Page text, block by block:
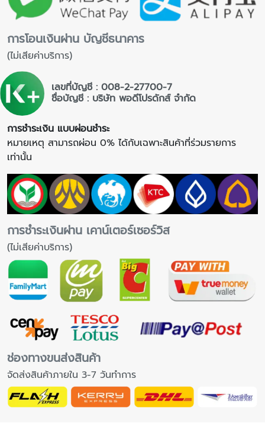
การโอนเงินผ่าน บัญชีธนาคาร
(ไม่เสียค่าบริการ)
เลขที่บัญชี : 008-2-27700-7
ชื่อบัญชี : บริษัท พอดีโปรดักส์ จำกัด
การชำระเงิน แบบผ่อนชำระ
หมายเหตุ สามารถผ่อน 0% ได้กับเฉพาะสินค้าที่ร่วมรายการ
เท่านั้น
การชำระเงินผ่าน เคาน์เตอร์เซอร์วิส
(ไม่เสียค่าบริการ)
ช่องทางขนส่งสินค้า
จัดส่งสินค้าภายใน 3-7 วันทำการ